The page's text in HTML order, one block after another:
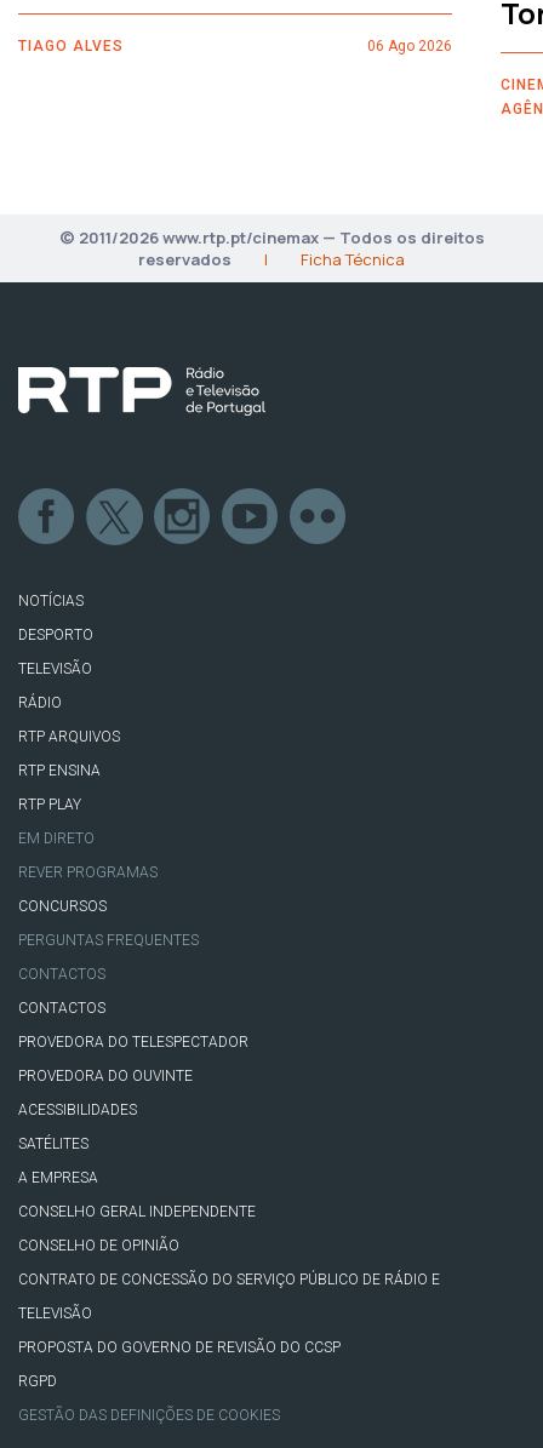
TIAGO ALVES 06 Ago 2026
© 2011/2026 www.rtp.pt/cinemax — Todos os direitos
reservados
| Ficha Técnica
NOTÍCIAS
DESPORTO
TELEVISÃO
RÁDIO
RTP ARQUIVOS
RTP ENSINA
RTP PLAY
EM DIRETO
REVER PROGRAMAS
CONCURSOS
PERGUNTAS FREQUENTES
CONTACTOS
CONTACTOS
PROVEDORA DO TELESPECTADOR
PROVEDORA DO OUVINTE
ACESSIBILIDADES
SATÉLITES
A EMPRESA
CONSELHO GERAL INDEPENDENTE
CONSELHO DE OPINIÃO
CONTRATO DE CONCESSÃO DO SERVIÇO PÚBLICO DE RÁDIO E
TELEVISÃO
PROPOSTA DO GOVERNO DE REVISÃO DO CCSP
RGPD
GESTÃO DAS DEFINIÇÕES DE COOKIES